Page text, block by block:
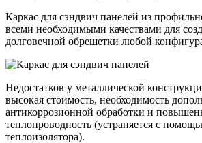
Каркас для сэндвич панелей из
всеми необходимыми качествами для
долговечной обрешетки любой
Недостатков у металлической
высокая стоимость, необходимость
антикоррозионной обработки и
теплопроводность (устраняется с
теплоизолятора).